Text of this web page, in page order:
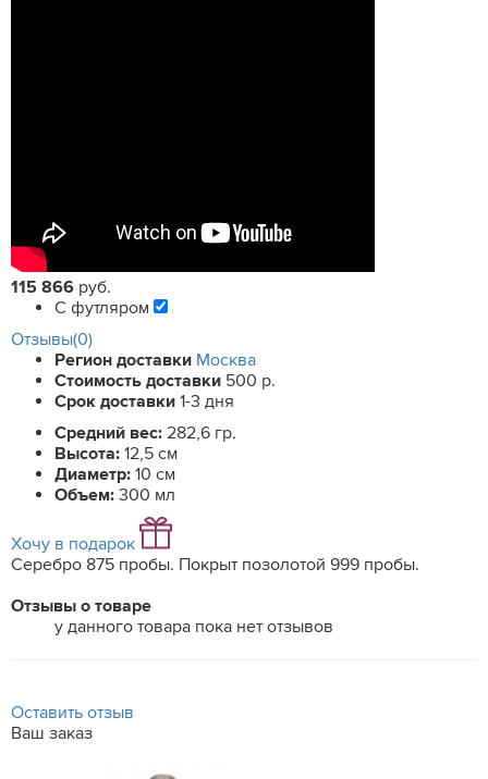
115 866 руб.
С футляром
Отзывы(0)
Регион доставки Москва
Стоимость доставки 500 р.
Срок доставки 1-3 дня
Средний вес: 282,6 гр.
Высота: 12,5 см
Диаметр: 10 см
Объем: 300 мл
Хочу в подарок
Серебро 875 пробы. Покрыт позолотой 999 пробы.
Отзывы о товаре
у данного товара пока нет отзывов
Оставить отзыв
Ваш заказ